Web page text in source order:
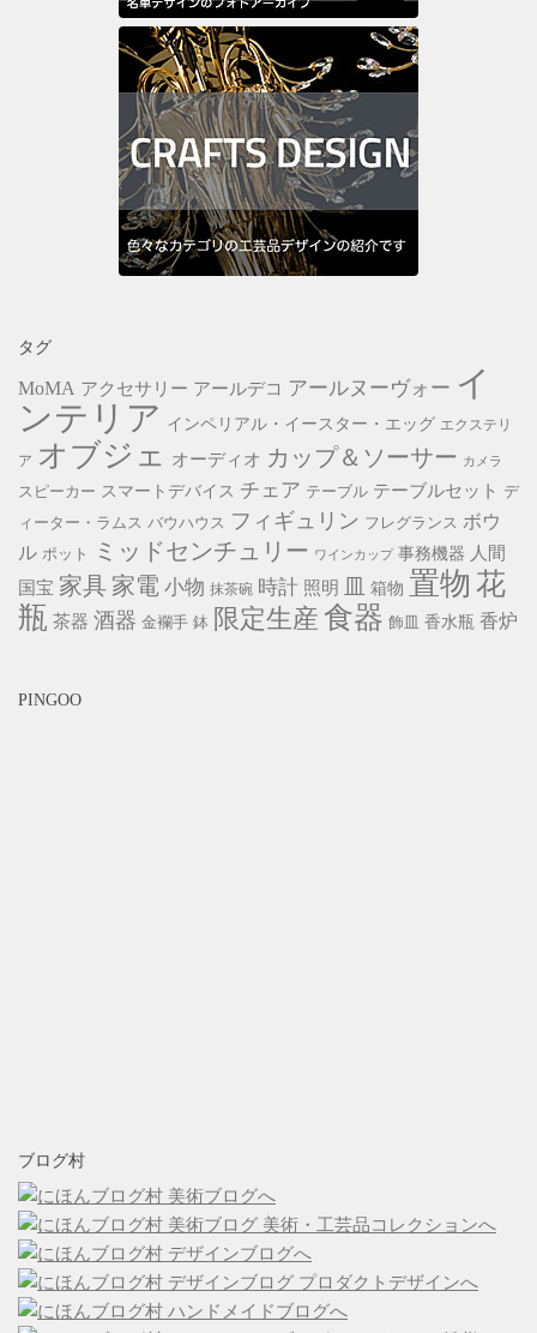
タグ
MoMA アクセサリー アールデコ アールヌーヴォー イ
ンテリア インペリアル・イースター・エッグ エクステリ
ア オブジェ オーディオ カップ＆ソーサー カメラ
スピーカー スマートデバイス チェア テーブル テーブルセット
デ
ィーター・ラムス バウハウス フィギュリン フレグランス ボウ
ル ポット ミッドセンチュリー ワインカップ 事務機器 人間
国宝 家具 家電 小物 抹茶碗 時計 照明 皿 箱物 置物 花
瓶 茶器 酒器 金襴手 鉢 限定生産 食器 飾皿 香水瓶 香炉
PINGOO
ブログ村